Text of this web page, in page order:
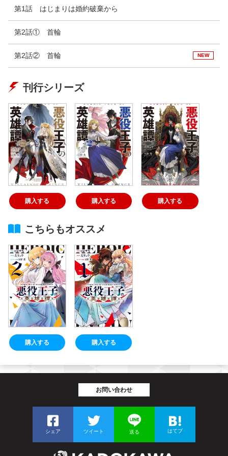
第1話 はじまりは婚約破棄から
第2話① 首輪
第2話② 首輪 NEW
刊行シリーズ
購入する 購入する 購入する
こちらもオススメ
購入する 購入する
お問い合わせ
シェア ツイート 送る はてブ